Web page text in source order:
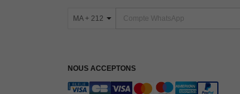
MA + 212
NOUS ACCEPTONS